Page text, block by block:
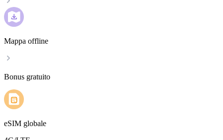
Mappa offline
Bonus gratuito
eSIM globale